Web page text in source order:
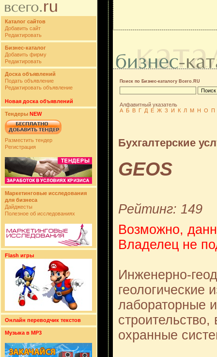
Каталог сайтов
Добавить сайт
Редактировать
Бизнес-каталог
Добавить фирму
Редактировать
Доска объявлений
Подать объявление
Редактировать объявление
Новая доска объявлений
Тендеры NEW
Разместить тендер
Регистрация
Маркетинговые исследования
для бизнеса
Дайджесты
Полезное об исследованиях
Flash игры
Онлайн переводчик текстов
Музыка в MP3
Поиск по Бизнес-каталогу Всего.RU
Алфавитный указатель
А Б В Г Д Е Ж З И К Л М Н О П
Бухгалтерские
GEOS
Рейтинг: 149
Возможно,
Владелец не
Инженерно-
геологические
лабораторные
охранные